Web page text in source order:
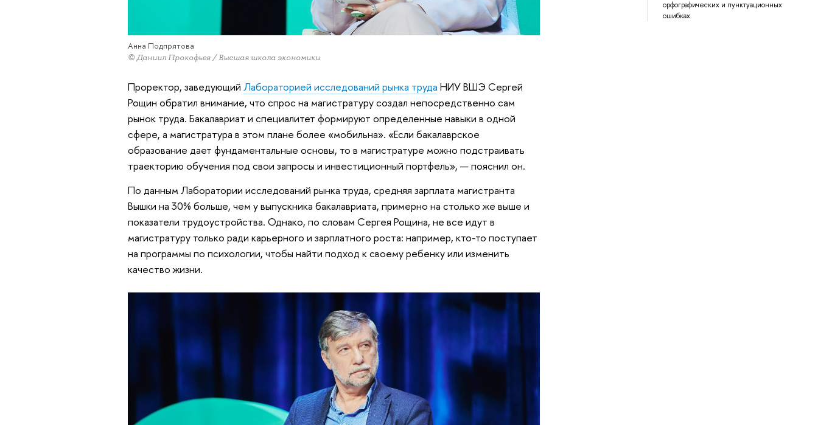
орфографических и пунктуационных
ошибках.
Анна Подпрятова
© Даниил Прокофьев / Высшая школа экономики
Проректор, заведующий Лабораторией исследований рынка труда НИУ ВШЭ Сергей
Рощин обратил внимание, что спрос на магистратуру создал непосредственно сам
рынок труда. Бакалавриат и специалитет формируют определенные навыки в одной
сфере, а магистратура в этом плане более «мобильна». «Если бакалаврское
образование дает фундаментальные основы, то в магистратуре можно подстраивать
траекторию обучения под свои запросы и инвестиционный портфель», — пояснил он.
По данным Лаборатории исследований рынка труда, средняя зарплата магистранта
Вышки на 30% больше, чем у выпускника бакалавриата, примерно на столько же выше и
показатели трудоустройства. Однако, по словам Сергея Рощина, не все идут в
магистратуру только ради карьерного и зарплатного роста: например, кто-то поступает
на программы по психологии, чтобы найти подход к своему ребенку или изменить
качество жизни.